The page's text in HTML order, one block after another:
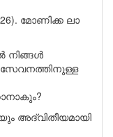
മോണിക്ക ലാ
നിങ്ങൾ
അദ്വിതീയമായി